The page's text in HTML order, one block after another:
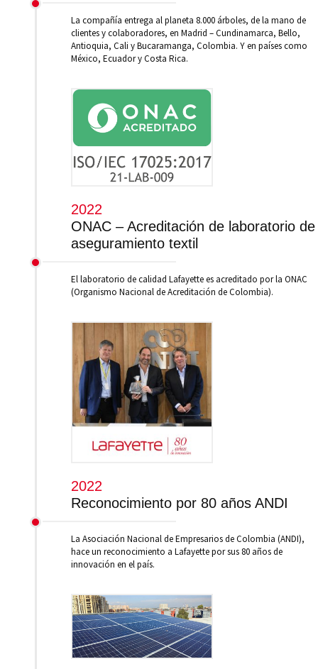
La compañía entrega al planeta 8.000 árboles, de la mano de
clientes y colaboradores, en Madrid – Cundinamarca, Bello,
Antioquia, Cali y Bucaramanga, Colombia. Y en países como
México, Ecuador y Costa Rica.
2022
ONAC – Acreditación de laboratorio de
aseguramiento textil
El laboratorio de calidad Lafayette es acreditado por la ONAC
(Organismo Nacional de Acreditación de Colombia).
2022
Reconocimiento por 80 años ANDI
La Asociación Nacional de Empresarios de Colombia (ANDI),
hace un reconocimiento a Lafayette por sus 80 años de
innovación en el país.